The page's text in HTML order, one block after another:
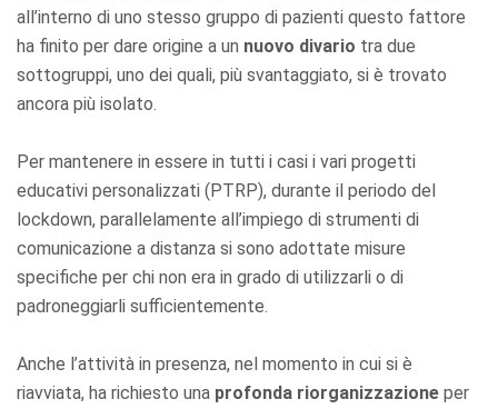
all’interno di uno stesso gruppo di pazienti questo fattore
ha finito per dare origine a un nuovo divario tra due
sottogruppi, uno dei quali, più svantaggiato, si è trovato
ancora più isolato.
Per mantenere in essere in tutti i casi i vari progetti
educativi personalizzati (PTRP), durante il periodo del
lockdown, parallelamente all’impiego di strumenti di
comunicazione a distanza si sono adottate misure
specifiche per chi non era in grado di utilizzarli o di
padroneggiarli sufficientemente.
Anche l’attività in presenza, nel momento in cui si è
riavviata, ha richiesto una profonda riorganizzazione per